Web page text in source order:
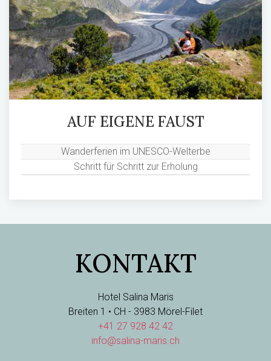
AUF EIGENE FAUST
Wanderferien im UNESCO-Welterbe
Schritt für Schritt zur Erholung
KONTAKT
Hotel Salina Maris
Breiten 1 • CH - 3983 Mörel-Filet
+41 27 928 42 42
info@salina-maris.ch